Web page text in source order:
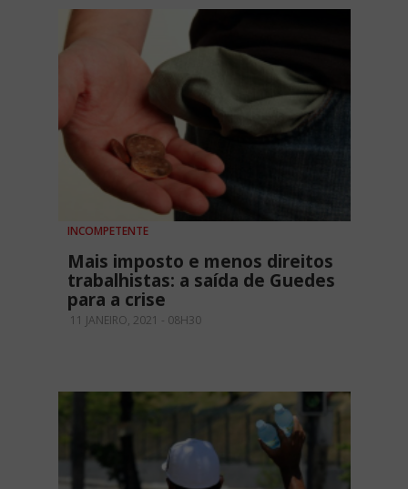
INCOMPETENTE
Mais imposto e menos direitos
trabalhistas: a saída de Guedes
para a crise
11 JANEIRO, 2021 - 08H30